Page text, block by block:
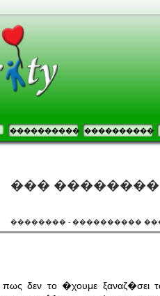
���������� ����������
���
�������� - ����������
πως δεν το �χουμε